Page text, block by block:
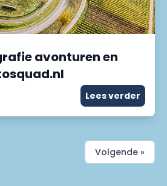
avonturen en
Lees verder
Volgende »